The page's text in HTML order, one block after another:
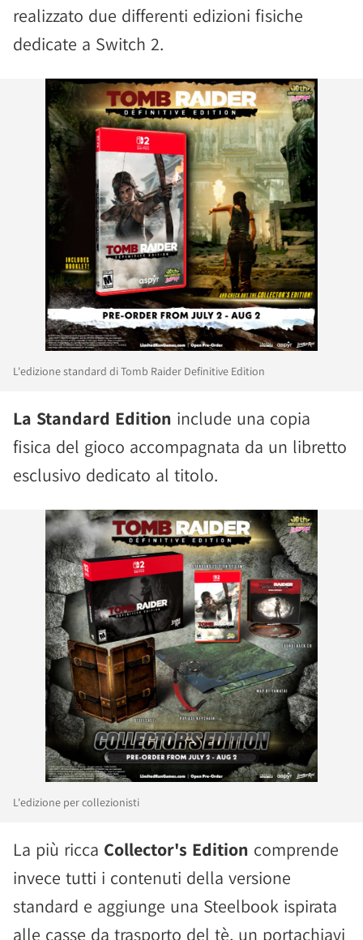
realizzato due differenti edizioni fisiche
dedicate a Switch 2.
L'edizione standard di Tomb Raider Definitive Edition
La Standard Edition include una copia
fisica del gioco accompagnata da un libretto
esclusivo dedicato al titolo.
L'edizione per collezionisti
La più ricca Collector's Edition comprende
invece tutti i contenuti della versione
standard e aggiunge una Steelbook ispirata
alle casse da trasporto del tè, un portachiavi